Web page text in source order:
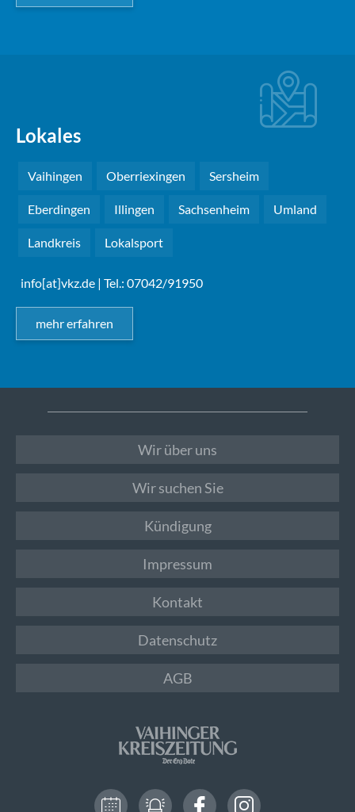
Lokales
Vaihingen Oberriexingen Sersheim
Eberdingen Illingen Sachsenheim Umland
Landkreis Lokalsport
info[at]vkz.de | Tel.: 07042/91950
mehr erfahren
Wir über uns
Wir suchen Sie
Kündigung
Impressum
Kontakt
Datenschutz
AGB